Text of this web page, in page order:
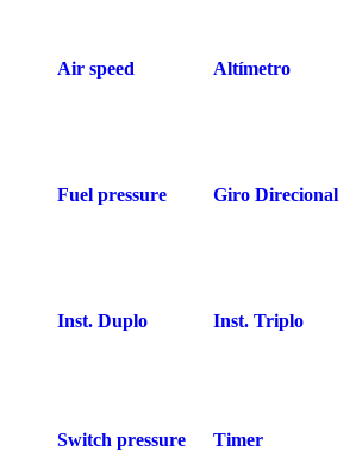
Air speed Altímetro
Fuel pressure Giro Direcional
Inst. Duplo Inst. Triplo
Switch pressure Timer